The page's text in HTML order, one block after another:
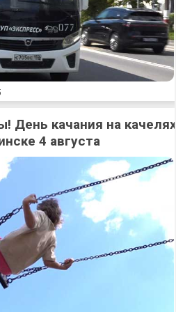
День качания на качелях
4 августа